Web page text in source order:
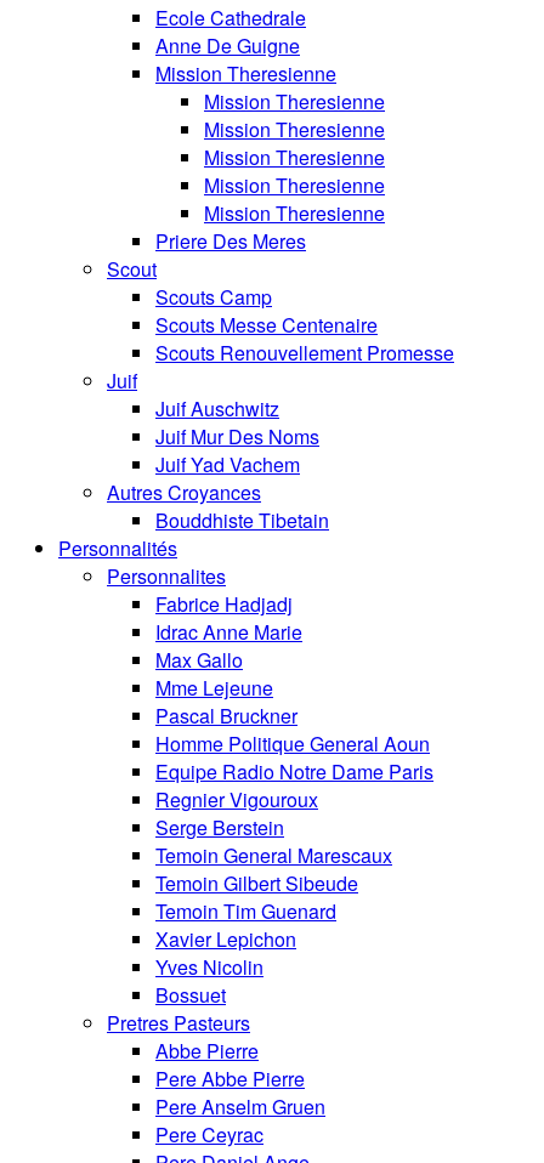
Ecole Cathedrale
Anne De Guigne
Mission Theresienne
Mission Theresienne
Mission Theresienne
Mission Theresienne
Mission Theresienne
Mission Theresienne
Priere Des Meres
Scout
Scouts Camp
Scouts Messe Centenaire
Scouts Renouvellement Promesse
Juif
Juif Auschwitz
Juif Mur Des Noms
Juif Yad Vachem
Autres Croyances
Bouddhiste Tibetain
Personnalités
Personnalites
Fabrice Hadjadj
Idrac Anne Marie
Max Gallo
Mme Lejeune
Pascal Bruckner
Homme Politique General Aoun
Equipe Radio Notre Dame Paris
Regnier Vigouroux
Serge Berstein
Temoin General Marescaux
Temoin Gilbert Sibeude
Temoin Tim Guenard
Xavier Lepichon
Yves Nicolin
Bossuet
Pretres Pasteurs
Abbe Pierre
Pere Abbe Pierre
Pere Anselm Gruen
Pere Ceyrac